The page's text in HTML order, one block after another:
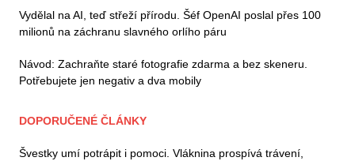
Vydělal na AI, teď střeží přírodu. Šéf OpenAI poslal přes 100
milionů na záchranu slavného orlího páru
Návod: Zachraňte staré fotografie zdarma a bez skeneru.
Potřebujete jen negativ a dva mobily
DOPORUČENÉ ČLÁNKY
Švestky umí potrápit i pomoci. Vláknina prospívá trávení,